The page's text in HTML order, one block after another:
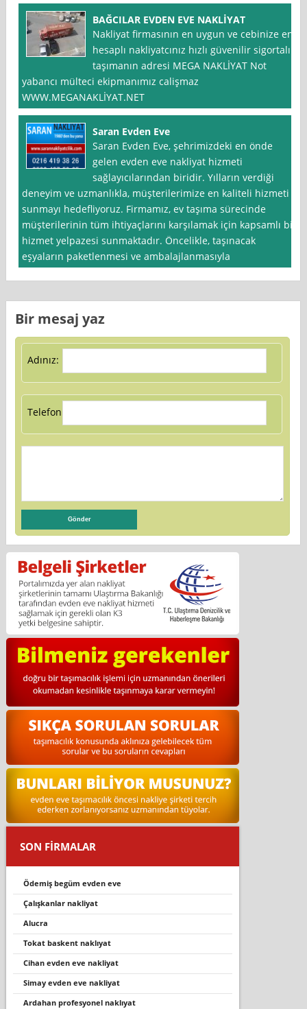
BAĞCILAR EVDEN EVE NAKLİYAT
Nakliyat firmasının en uygun ve cebinize en
hesaplı nakliyatcınız hızlı güvenilir sigortalı
taşımanın adresi MEGA NAKLİYAT Not
yabancı mülteci ekipmanımız calişmaz
WWW.MEGANAKLİYAT.NET
Saran Evden Eve
Saran Evden Eve, şehrimizdeki en önde
gelen evden eve nakliyat hizmeti
sağlayıcılarından biridir. Yılların verdiği
deneyim ve uzmanlıkla, müşterilerimize en kaliteli hizmeti
sunmayı hedefliyoruz. Firmamız, ev taşıma sürecinde
müşterilerinin tüm ihtiyaçlarını karşılamak için kapsamlı bir
hizmet yelpazesi sunmaktadır. Öncelikle, taşınacak
eşyaların paketlenmesi ve ambalajlanmasıyla
Bir mesaj yaz
Adınız:
Telefon:
SON FİRMALAR
ödemiş begüm evden eve
çalışkanlar nakliyat
alucra
tokat baskent naklıyat
cihan evden eve nakliyat
simay evden eve nakliyat
ardahan profesyonel nakliyat